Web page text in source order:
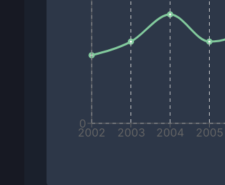
2002 2003 2004 2005
0